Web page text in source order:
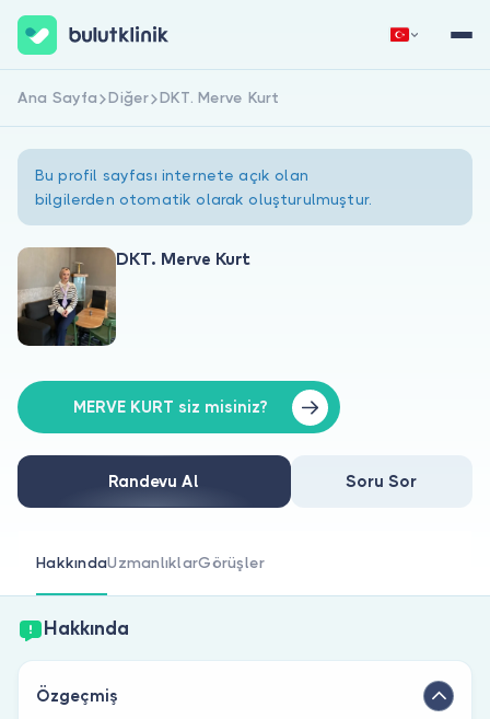
Hakkımızda
Doktorlar için
Doktor musunuz?
Hemen Kaydol
Ana Sayfa Diğer DKT. Merve Kurt
Bu profil sayfası internete açık olan
bilgilerden otomatik olarak oluşturulmuştur.
DKT. Merve Kurt
MERVE KURT siz misiniz?
Randevu Al Soru Sor
HakkındaUzmanlıklarGörüşler
Hakkında
Özgeçmiş